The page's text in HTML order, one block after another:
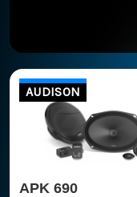
AUDISON
APK 690